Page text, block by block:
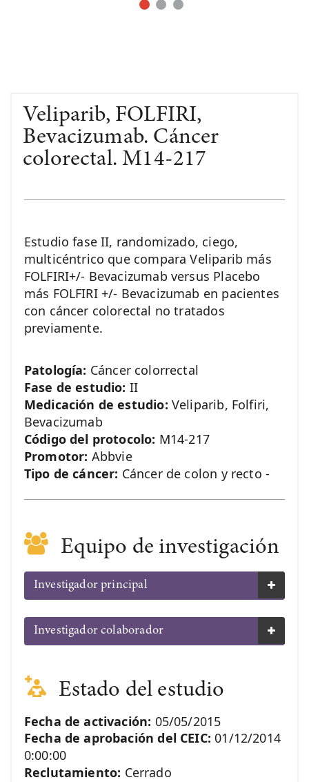
Veliparib, FOLFIRI,
Bevacizumab. Cáncer
colorectal. M14-217
Estudio fase II, randomizado, ciego,
multicéntrico que compara Veliparib más
FOLFIRI+/- Bevacizumab versus Placebo
más FOLFIRI +/- Bevacizumab en pacientes
con cáncer colorectal no tratados
previamente.
Patología: Cáncer colorrectal
Fase de estudio: II
Medicación de estudio: Veliparib, Folfiri,
Bevacizumab
Código del protocolo: M14-217
Promotor: Abbvie
Tipo de cáncer: Cáncer de colon y recto -
Equipo de investigación
Investigador principal
Investigador colaborador
Estado del estudio
Fecha de activación: 05/05/2015
Fecha de aprobación del CEIC:01/12/2014
0:00:00
Reclutamiento: Cerrado